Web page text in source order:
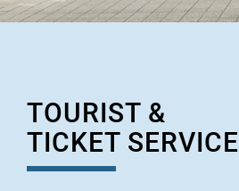
TOURIST &
TICKET SERVICE